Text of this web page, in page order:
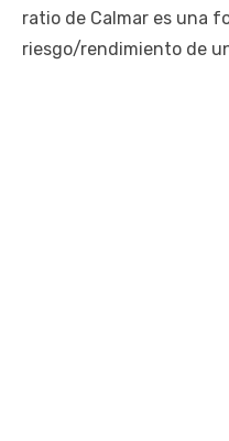
ratio de Calmar es una
riesgo/rendimiento de